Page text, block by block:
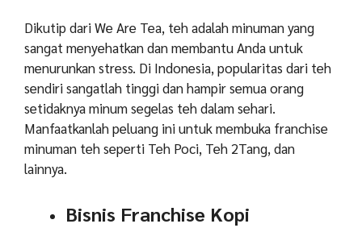
Dikutip dari We Are Tea, teh adalah minuman yang
sangat menyehatkan dan membantu Anda untuk
menurunkan stress. Di Indonesia, popularitas dari teh
sendiri sangatlah tinggi dan hampir semua orang
setidaknya minum segelas teh dalam sehari.
Manfaatkanlah peluang ini untuk membuka franchise
minuman teh seperti Teh Poci, Teh 2Tang, dan
lainnya.
Bisnis Franchise Kopi